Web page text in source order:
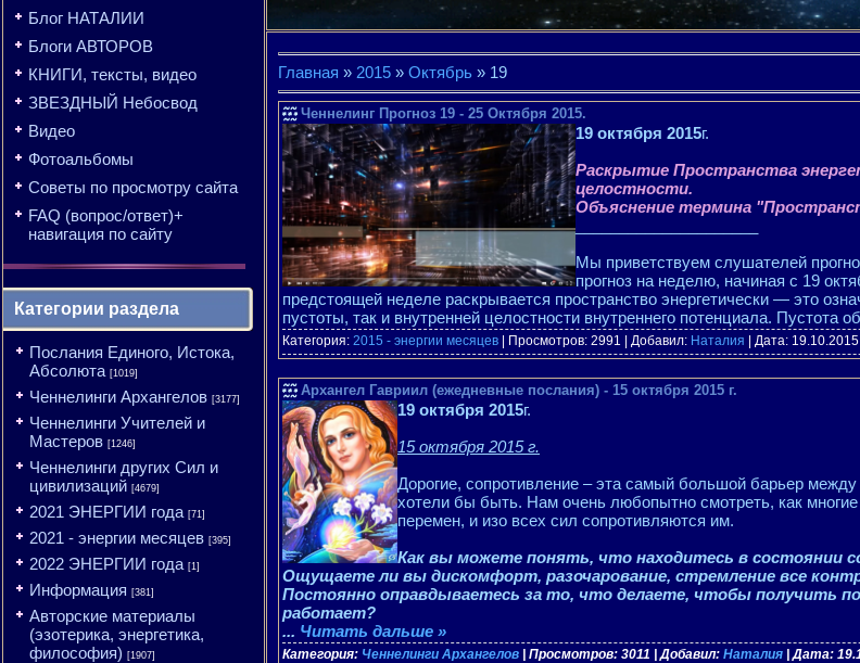
Блог НАТАЛИИ
Блоги АВТОРОВ
КНИГИ, тексты, видео
ЗВЕЗДНЫЙ Небосвод
Видео
Фотоальбомы
Советы по просмотру сайта
FAQ (вопрос/ответ)+
навигация по сайту
Категории раздела
Послания Единого, Истока,
Абсолюта [1019]
Ченнелинги Архангелов [3177]
Ченнелинги Учителей и
Мастеров [1246]
Ченнелинги других Сил и
цивилизаций [4679]
2021 ЭНЕРГИИ года [71]
2021 - энергии месяцев [395]
2022 ЭНЕРГИИ года [1]
Информация [381]
Авторские материалы
(эзотерика, энергетика,
философия) [1907]
Главная » 2015 » Октябрь » 19
Ченнелинг Прогноз 19 - 25 Октября 2015.
19 октября 2015г.
Раскрытие Пространства
целостности.
Объяснение термина
Мы приветствуем слушателей
прогноз на неделю, начиная с 19
предстоящей неделе раскрывается пространство энергетически — это
пустоты, так и внутренней целостности внутреннего потенциала. Пустота об
Категория: 2015 - энергии месяцев | Просмотров: 2991 | Добавил: Наталия | Дата: 19.10.2015
Архангел Гавриил (ежедневные послания) - 15 октября 2015 г.
19 октября 2015г.
15 октября 2015 г.
Дорогие, сопротивление – эта самый большой барьер между
хотели бы быть. Нам очень любопытно смотреть, как
перемен, и изо всех сил сопротивляются им.
Как вы можете понять, что находитесь в состоянии
Ощущаете ли вы дискомфорт, разочарование, стремление все
Постоянно оправдываетесь за то, что делаете, чтобы получить
работает?
... Читать дальше »
Категория: Ченнелинги Архангелов | Просмотров: 3011 | Добавил: Наталия | Дата: